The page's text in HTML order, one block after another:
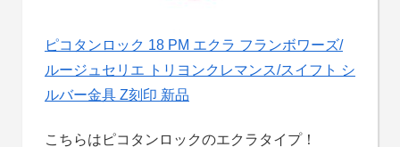
ピコタンロック 18 PM エクラ フランボワーズ/
ルージュセリエ トリヨンクレマンス/スイフト シ
ルバー金具 Z刻印 新品
こちらはピコタンロックのエクラタイプ！